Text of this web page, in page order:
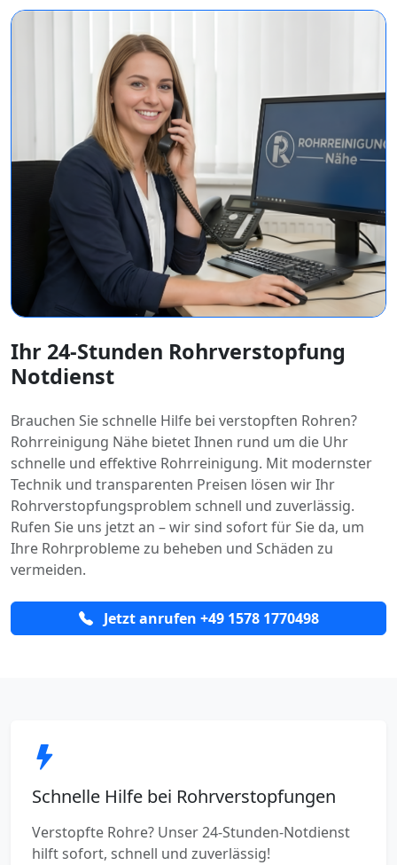
Ihr 24-Stunden Rohrverstopfung
Notdienst
Brauchen Sie schnelle Hilfe bei verstopften Rohren?
Rohrreinigung Nähe bietet Ihnen rund um die Uhr
schnelle und effektive Rohrreinigung. Mit modernster
Technik und transparenten Preisen lösen wir Ihr
Rohrverstopfungsproblem schnell und zuverlässig.
Rufen Sie uns jetzt an – wir sind sofort für Sie da, um
Ihre Rohrprobleme zu beheben und Schäden zu
vermeiden.
Jetzt anrufen +49 1578 1770498
Schnelle Hilfe bei Rohrverstopfungen
Verstopfte Rohre? Unser 24-Stunden-Notdienst
hilft sofort, schnell und zuverlässig!